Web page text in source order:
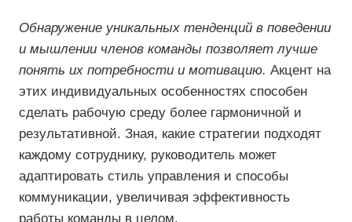
Обнаружение уникальных тенденций в поведении
и мышлении членов команды позволяет лучше
понять их потребности и мотивацию. Акцент на
этих индивидуальных особенностях способен
сделать рабочую среду более гармоничной и
результативной. Зная, какие стратегии подходят
каждому сотруднику, руководитель может
адаптировать стиль управления и способы
коммуникации, увеличивая эффективность
работы команды в целом.